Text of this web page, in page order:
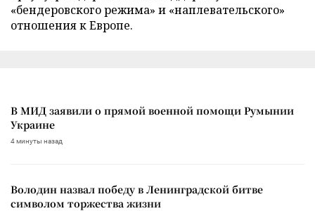
«бендеровского режима» и «наплевательского»
отношения к Европе.
В МИД заявили о прямой военной помощи Румынии
Украине
4 минуты назад
Володин назвал победу в Ленинградской битве
символом торжества жизни